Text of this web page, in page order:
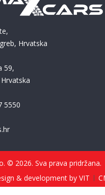
Hrvatska
59,
5550
© 2026. Sva prava pridržana.
& development by VIT